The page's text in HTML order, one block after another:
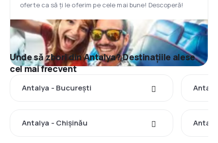
oferte ca să ți le oferim pe cele mai bune! Descoperă!
Unde să zbori din Antalya? Destinațiile alese
cel mai frecvent
Antalya - București
Antalya - Chișinău